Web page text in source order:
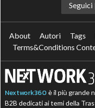
Seguici
About Autori Tags
Terms&Conditions
Nextwork360 è il più grande
B2B dedicati ai temi della